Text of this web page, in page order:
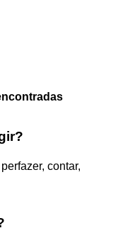
contar,